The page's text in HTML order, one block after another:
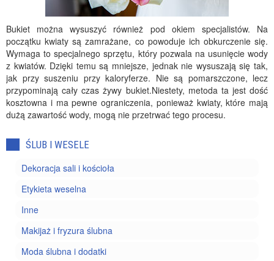
Bukiet można wysuszyć również pod okiem specjalistów. Na
początku kwiaty są zamrażane, co powoduje ich obkurczenie się.
Wymaga to specjalnego sprzętu, który pozwala na usunięcie wody
z kwiatów. Dzięki temu są mniejsze, jednak nie wysuszają się tak,
jak przy suszeniu przy kaloryferze. Nie są pomarszczone, lecz
przypominają cały czas żywy bukiet.Niestety, metoda ta jest dość
kosztowna i ma pewne ograniczenia, ponieważ kwiaty, które mają
dużą zawartość wody, mogą nie przetrwać tego procesu.
ŚLUB I WESELE
Dekoracja sali i kościoła
Etykieta weselna
Inne
Makijaż i fryzura ślubna
Moda ślubna i dodatki